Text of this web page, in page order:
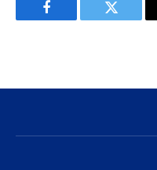
Facebook Twitter